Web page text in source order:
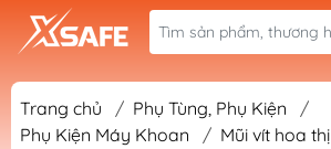
Trang chủ / Phụ Tùng, Phụ Kiện
/
Phụ Kiện Máy Khoan
/ Mũi vít hoa thị